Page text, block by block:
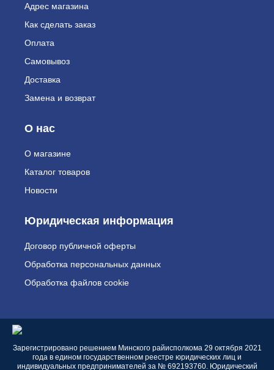
Адрес магазина
Как сделать заказ
Оплата
Самовывоз
Доставка
Замена и возврат
О нас
О магазине
Каталог товаров
Новости
Юридическая информация
Договор публичной оферты
Обработка персональных данных
Обработка файлов cookie
Зарегистрировано решением Минского райисполкома 29 октября 2021
года в едином государственном реестре юридических лиц и
индивидуальных предпринимателей за № 692193760. Юридический